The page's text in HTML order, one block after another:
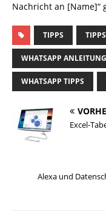
Nachricht an [Name]“
TIPPS
WHATSAPP ANLEITUNG
WHATSAPP TIPPS
Excel-
Alexa und